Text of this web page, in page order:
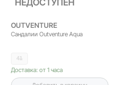
OUTVENTURE
Сандалии Outventure Aqua
41
Доставка: от 1 часа